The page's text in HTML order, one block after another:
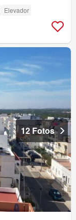
Elevador
12 Fotos